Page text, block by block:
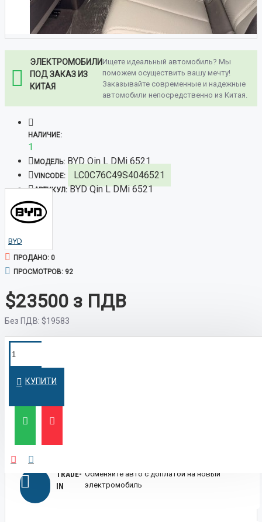
ЭЛЕКТРОМОБИЛИ
ПОД ЗАКАЗ ИЗ
КИТАЯ
Ищете идеальный автомобиль? Мы
поможем осуществить вашу мечту!
Заказывайте современные и надежные
автомобили непосредственно из Китая.
НАЛИЧИЕ:
1
МОДЕЛЬ: BYD Qin L DMi 6521
VINCODE: LC0C76C49S4046521
АРТИКУЛ: BYD Qin L DMi 6521
BYD
ПРОДАНО: 0
ПРОСМОТРОВ: 92
$23500
Без ПДВ: $19583
КУПИТИ
КРЕДИТ
TRADE-
IN
Обменяйте авто с доплатой на новый
электромобиль